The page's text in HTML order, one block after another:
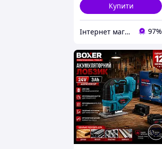
Купити
Інтернет магазин інструмента "BEST TOOLS" 97%